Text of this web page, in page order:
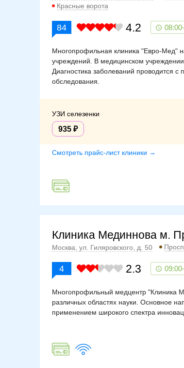
Красные ворота
84 4.2
Многопрофильная клиника "Евро-Мед"
учреждений. В медицинском
Диагностика заболеваний проводится
обследования.
УЗИ селезенки
935
Смотреть прайс-лист клиники →
Клиника Мединнова м.
Москва, ул. Гиляровского, д. 50
4 2.3
Многопрофильный медцентр "Клиника
различных областях науки. Основное
применением широкого спектра